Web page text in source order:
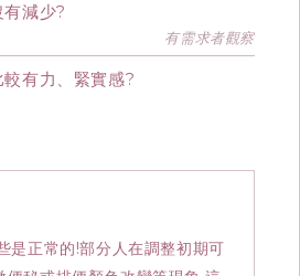
減少?
有需求者觀察
有力、緊實感?
是正常的!部分人在調整初期可